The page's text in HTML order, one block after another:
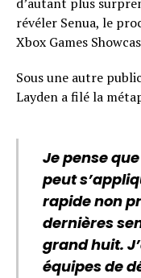
révéler Senua, le
Xbox Games
Sous une autre
Layden a filé la
Je pense
peut
rapide non
dernières
grand huit.
équipes de